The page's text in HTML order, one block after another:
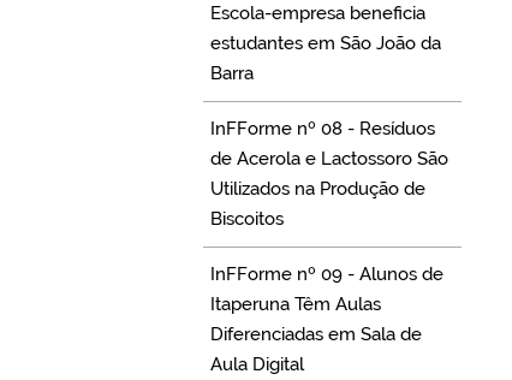
Escola-empresa beneficia
estudantes em São João da
Barra
InFForme nº 08 - Resíduos
de Acerola e Lactossoro São
Utilizados na Produção de
Biscoitos
InFForme nº 09 - Alunos de
Itaperuna Têm Aulas
Diferenciadas em Sala de
Aula Digital